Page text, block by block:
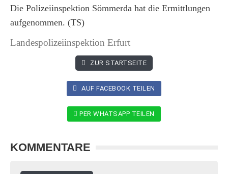
Die Polizeiinspektion Sömmerda hat die Ermittlungen
aufgenommen. (TS)
Landespolizeiinspektion Erfurt
ZUR STARTSEITE
AUF FACEBOOK TEILEN
PER WHATSAPP TEILEN
KOMMENTARE